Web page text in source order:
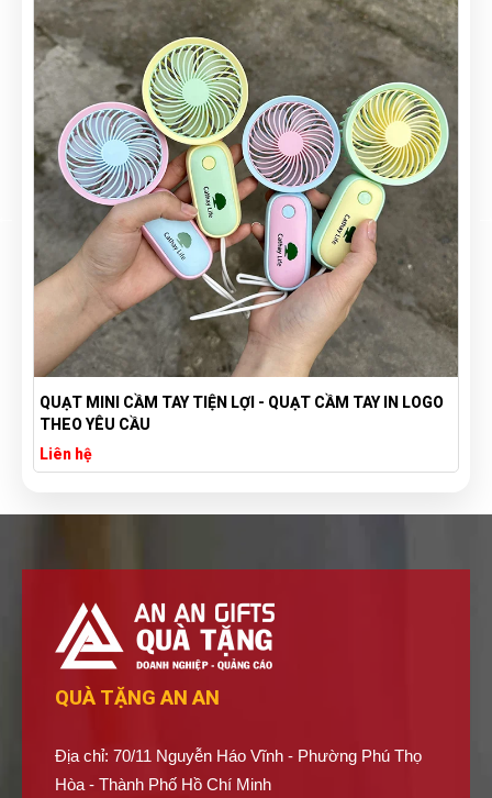
IN LOGO
TÚI VẢI BỐ CANVAS IN LOGO THEO YÊU CẦU GIÁ
XƯỞNG SẢN XUẤT TÚI VẢI CANVAS
QUÀ TẶNG AN AN
Địa chỉ: 70/11 Nguyễn Háo Vĩnh - Phường Phú Thọ
Hòa - Thành Phố Hồ Chí Minh